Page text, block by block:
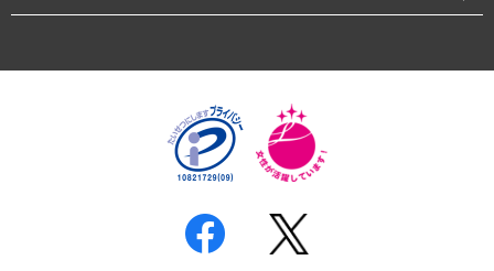
個人情報保護方針
反社会的勢力に対する基本方針